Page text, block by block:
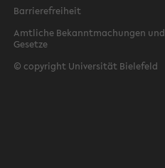
Barrierefreiheit
Amtliche Bekanntmachungen und
Gesetze
© copyright Universität Bielefeld